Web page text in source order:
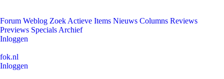
Forum Weblog Zoek Actieve Items Nieuws Columns Reviews
Previews Specials Archief
Inloggen
fok.nl
Inloggen